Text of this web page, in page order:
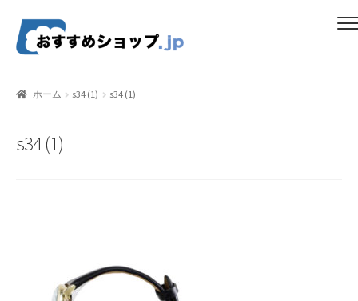
ナ
ビ
ン
コ
ン
ス
ギフトカタログ（ユニバース）
CF User Registration
ホーム s34 (1) s34 (1)
s34 (1)